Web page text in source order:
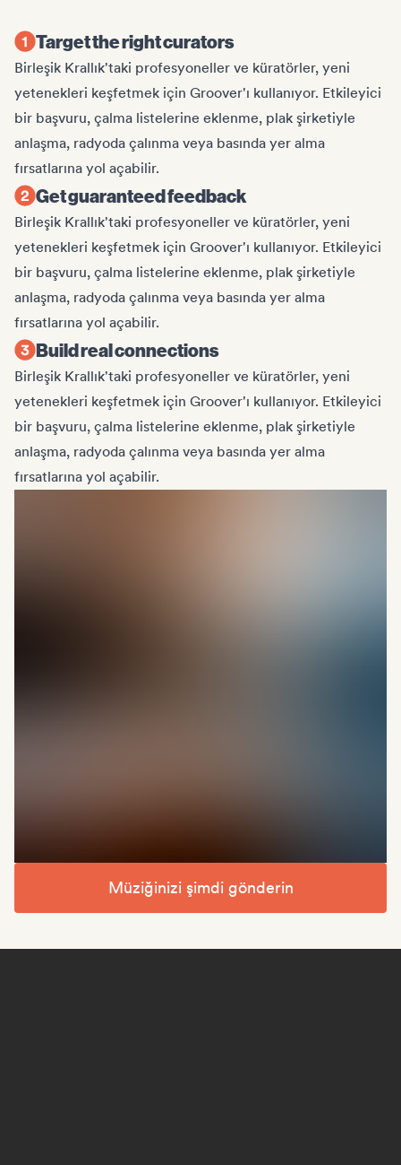
Target the right curators
Birleşik Krallık'taki profesyoneller ve küratörler, yeni
yetenekleri keşfetmek için Groover'ı kullanıyor. Etkileyici
bir başvuru, çalma listelerine eklenme, plak şirketiyle
anlaşma, radyoda çalınma veya basında yer alma
fırsatlarına yol açabilir.
Get guaranteed feedback
Birleşik Krallık'taki profesyoneller ve küratörler, yeni
yetenekleri keşfetmek için Groover'ı kullanıyor. Etkileyici
bir başvuru, çalma listelerine eklenme, plak şirketiyle
anlaşma, radyoda çalınma veya basında yer alma
fırsatlarına yol açabilir.
Build real connections
Birleşik Krallık'taki profesyoneller ve küratörler, yeni
yetenekleri keşfetmek için Groover'ı kullanıyor. Etkileyici
bir başvuru, çalma listelerine eklenme, plak şirketiyle
anlaşma, radyoda çalınma veya basında yer alma
fırsatlarına yol açabilir.
Müziğinizi şimdi gönderin